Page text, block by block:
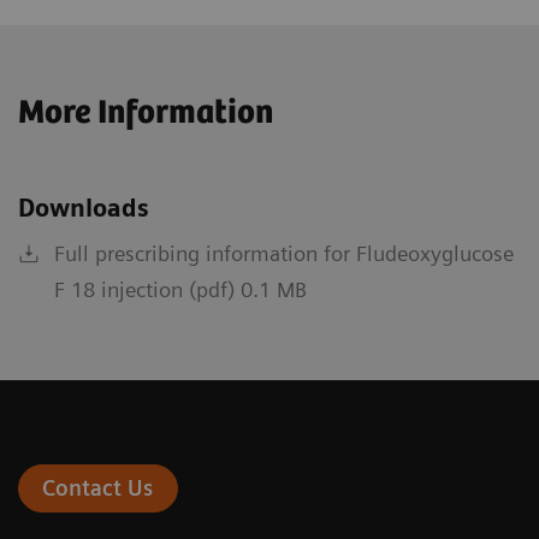
More Information
Downloads
Full prescribing information for Fludeoxyglucose
F 18 injection (pdf) 0.1 MB
Contact Us